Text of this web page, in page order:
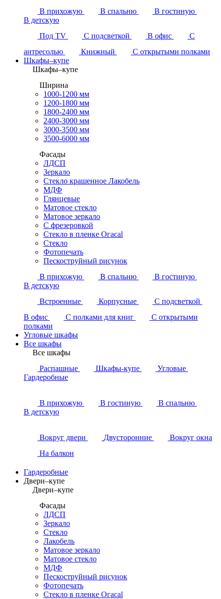
В прихожую
В спальню
В гостиную
В детскую
Под TV
С подсветкой В офис
С
антресолью
Книжный
С открытыми полками
Шкафы–купе
Шкафы–купе
Ширина
1000-1200 мм
1200-1800 мм
1800-2400 мм
2400-3000 мм
3000-3500 мм
3500-6000 мм
Фасады
ЛДСП
Зеркало
Стекло крашенное Лакобель
МДФ
Глянцевые
Матовое стекло
Матовое зеркало
С фрезеровкой
Стекло в пленке Огасаl
Стекло
Фотопечать
Пескоструйный рисунок
В прихожую
В спальню
В гостиную
В детскую
Встроенные
Корпусные
С подсветкой
В офис
С полками для книг
С открытыми
полками
Угловые шкафы
Все шкафы
Все шкафы
Распашные
Шкафы-купе
Угловые
Гардеробные
В прихожую В гостиную
В спальню
В детскую
Вокруг двери Двусторонние
Вокруг окна
На балкон
Гардеробные
Двери–купе
Двери–купе
Фасады
ЛДСП
Зеркало
Стекло
Лакобель
Матовое зеркало
Матовое стекло
МДФ
Пескоструйный рисунок
Фотопечать
Стекло в пленке Огасаl